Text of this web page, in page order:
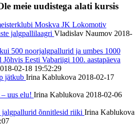
meie uudistega alati kursis
Moskva JK Lokomotiv
jalgpallilaagri Vladislav Naumov 2018-
500 noorjalgpallurid ja umbes 1000
Jõhvis Eesti Vabariigi 100. aastapäeva
02-18 19:52:29
jätkub Irina Kablukova 2018-02-17
uus elu! Irina Kablukova 2018-02-06
jalgpallurid õnnitlesid riiki Irina Kablukova